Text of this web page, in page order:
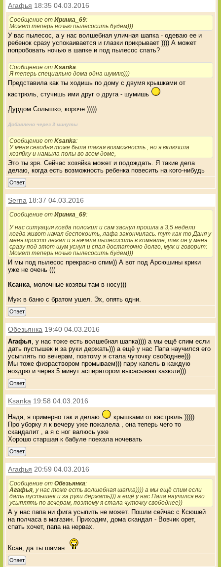
Агафья 18:35 04.03.2016
Сообщение отИринка_69:
Может теперь ночью пылесосить будем)))
У вас пылесос, а у нас волшебная уличная шапка - одеваю ее и
ребенок сразу успокаивается и глазки прикрывает )))) А может
попробовать ночью в шапке и под пылесос спать?
Сообщение отKsanka:
Я теперь специально дома одна шумлю)))
Представила как ты ходишь по дому с двумя крышками от
кастрюль, стучишь ими друг о друга - шумишь
Дурдом Солышко, короче )))))
Добавлено через 3 минуты
Сообщение отKsanka:
У меня сегодня тоже была такая возможность , но я включила
хозяйку и намыла полы во всем доме,
Это ты зря. Сейчас хозяйка может и подождать. Я такие дела
делаю, когда есть возможность ребенка повесить на кого-нибудь
Ответ
Serna 18:37 04.03.2016
Сообщение отИринка_69:
У нас ситуация когда положил и сам заснул прошла в 3,5 недели
когда живот начал беспокоить, лафа закончилась. тут как то Даня у
меня просто лежал и я начала пылесосить в комнате, так он у меня
сразу под этот шум уснул и спал достаточно долго, муж и говорит:
Может теперь ночью пылесосить будем)))
И мы под пылесос прекрасно спим)) А вот под Арсюшины крики
уже не очень (((
Ксанка , молочные козявы там в носу)))
Муж в баню с братом ушел. Эх, опять одни.
Ответ
Обезьянка 19:40 04.03.2016
Агафья , у нас тоже есть волшебная шапка)))) а мы ещё спим если
дать пустышек и за руки держать))) а ещё у нас Папа научился его
усыплять по вечерам, поэтому я стала чуточку свободнее)))
Мы тоже физраствором промываем))) пару капель в каждую
ноздрю и через 5 минут аспиратором высасываю казюли)))
Ответ
Ksanka 19:58 04.03.2016
Надя, я примерно так и делаю
крышками от кастрюль )))))
Про уборку я к вечеру уже пожалела , она теперь чего то
скандалит , а я с ног валюсь уже
Хорошо старшая к бабуле поехала ночевать
Ответ
Агафья 20:59 04.03.2016
Сообщение отОбезьянка:
Агафья , у нас тоже есть волшебная шапка)))) а мы ещё спим если
дать пустышек и за руки держать))) а ещё у нас Папа научился его
усыплять по вечерам, поэтому я стала чуточку свободнее))
А у нас папа ни фига усыпить не может. Пошли сейчас с Ксюшей
на полчаса в магазин. Приходим, дома скандал - Вовчик орет,
спать хочет, папа на нервах.
Ксан, да ты шаман
Ответ